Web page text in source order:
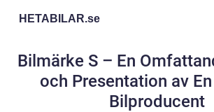
HETABILAR.se
Bilmärke S – En
och Presentation av
Bilproducent